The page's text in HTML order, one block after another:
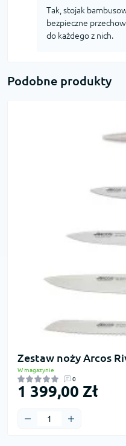
Tak, stojak
bezpieczne
do każdego z nich.
Podobne produkty
Zestaw noży Arcos
W magazynie
0
1 399,00 Zł